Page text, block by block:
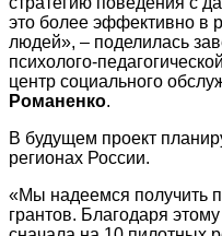
это более эффективно в
людей», – поделилась
психолого-
центр социального
Романенко.
В будущем проект
регионах России.
«Мы надеемся получить
грантов. Благодаря